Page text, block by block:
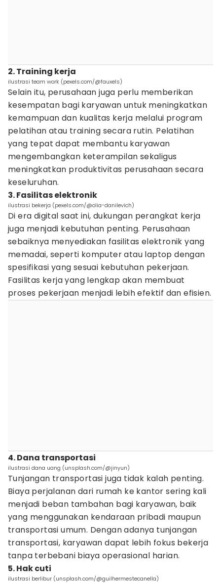
2. Training kerja
ilustrasi team work (pexels.com/@fauxels)
Selain itu, perusahaan juga perlu memberikan
kesempatan bagi karyawan untuk meningkatkan
kemampuan dan kualitas kerja melalui program
pelatihan atau training secara rutin. Pelatihan
yang tepat dapat membantu karyawan
mengembangkan keterampilan sekaligus
meningkatkan produktivitas perusahaan secara
keseluruhan.
3. Fasilitas elektronik
ilustrasi bekerja (pexels.com/@olia-danilevich)
Di era digital saat ini, dukungan perangkat kerja
juga menjadi kebutuhan penting. Perusahaan
sebaiknya menyediakan fasilitas elektronik yang
memadai, seperti komputer atau laptop dengan
spesifikasi yang sesuai kebutuhan pekerjaan.
Fasilitas kerja yang lengkap akan membuat
proses pekerjaan menjadi lebih efektif dan efisien.
4. Dana transportasi
ilustrasi dana uang (unsplash.com/@jinyun)
Tunjangan transportasi juga tidak kalah penting.
Biaya perjalanan dari rumah ke kantor sering kali
menjadi beban tambahan bagi karyawan, baik
yang menggunakan kendaraan pribadi maupun
transportasi umum. Dengan adanya tunjangan
transportasi, karyawan dapat lebih fokus bekerja
tanpa terbebani biaya operasional harian.
5. Hak cuti
ilustrasi berlibur (unsplash.com/@guilhermestecanella)